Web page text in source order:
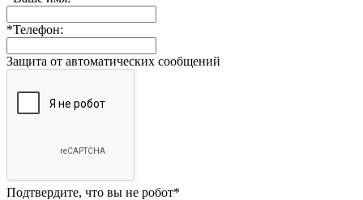
*Телефон:
Защита от автоматических сообщений
Подтвердите, что вы не робот*